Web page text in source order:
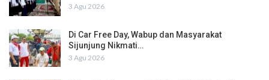
3 Agu 2026
Di Car Free Day, Wabup dan Masyarakat
Sijunjung Nikmati…
3 Agu 2026